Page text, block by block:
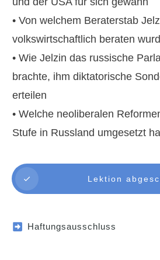
• Von welchem Beraterstab
volkswirtschaftlich beraten
• Wie Jelzin das russische
brachte, ihm diktatorische
erteilen
• Welche neoliberalen
Stufe in Russland umgesetzt
Lektion
Haftungsausschluss